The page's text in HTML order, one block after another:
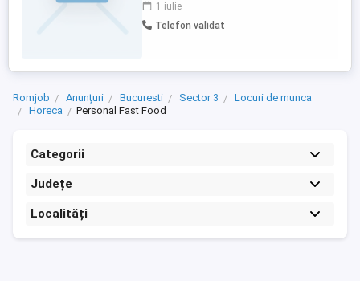
1 iulie
Telefon validat
Romjob Anunțuri Bucuresti Sector 3
Locuri de munca
Horeca
Personal Fast Food
Categorii
Județe
Localități